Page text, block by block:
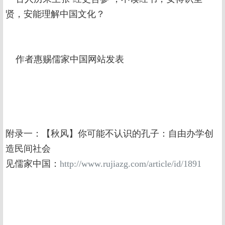
贤，安能理解中国文化？
作者惠赐儒家中国网站发表
附录一：【秋风】你可能不认识的孔子：自由办学创
造民间社会
见儒家中国： http://www.rujiazg.com/article/id/1891